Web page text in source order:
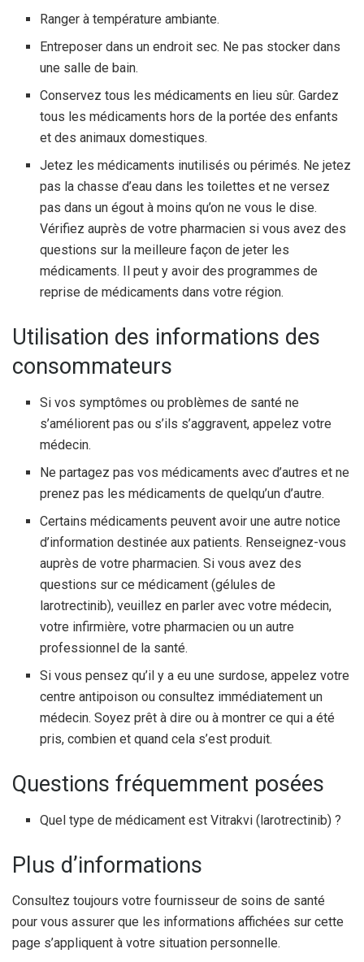
Ranger à température ambiante.
Entreposer dans un endroit sec. Ne pas stocker dans
une salle de bain.
Conservez tous les médicaments en lieu sûr. Gardez
tous les médicaments hors de la portée des enfants
et des animaux domestiques.
Jetez les médicaments inutilisés ou périmés. Ne jetez
pas la chasse d’eau dans les toilettes et ne versez
pas dans un égout à moins qu’on ne vous le dise.
Vérifiez auprès de votre pharmacien si vous avez des
questions sur la meilleure façon de jeter les
médicaments. Il peut y avoir des programmes de
reprise de médicaments dans votre région.
Utilisation des informations des
consommateurs
Si vos symptômes ou problèmes de santé ne
s’améliorent pas ou s’ils s’aggravent, appelez votre
médecin.
Ne partagez pas vos médicaments avec d’autres et ne
prenez pas les médicaments de quelqu’un d’autre.
Certains médicaments peuvent avoir une autre notice
d’information destinée aux patients. Renseignez-vous
auprès de votre pharmacien. Si vous avez des
questions sur ce médicament (gélules de
larotrectinib), veuillez en parler avec votre médecin,
votre infirmière, votre pharmacien ou un autre
professionnel de la santé.
Si vous pensez qu’il y a eu une surdose, appelez votre
centre antipoison ou consultez immédiatement un
médecin. Soyez prêt à dire ou à montrer ce qui a été
pris, combien et quand cela s’est produit.
Questions fréquemment posées
Quel type de médicament est Vitrakvi (larotrectinib) ?
Plus d’informations
Consultez toujours votre fournisseur de soins de santé
pour vous assurer que les informations affichées sur cette
page s’appliquent à votre situation personnelle.